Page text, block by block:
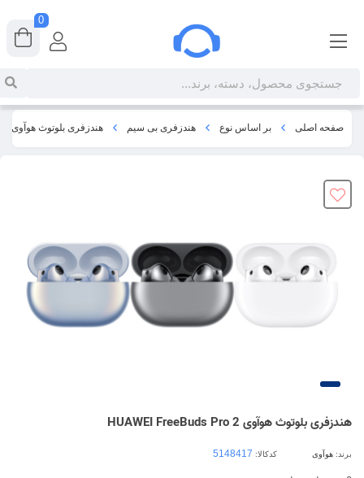
صفحه اصلی بر اساس نوع هندزفری بی سیم هندزفری بلوتوث هوآوی HUAWEI FreeBuds Pro 2
هندزفری بلوتوث هوآوی HUAWEI FreeBuds Pro 2
برند: هوآوی کدکالا:
0